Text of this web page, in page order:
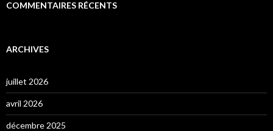
COMMENTAIRES RÉCENTS
ARCHIVES
juillet 2026
avril 2026
décembre 2025